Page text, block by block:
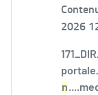
2026
n